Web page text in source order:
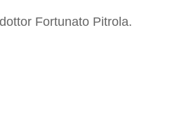
Fortunato Pitrola.